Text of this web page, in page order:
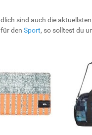
sind auch die
den Sport, so solltest du